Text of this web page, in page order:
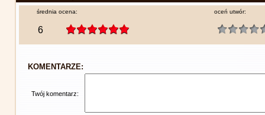
średnia ocena:
6
oceń utwór:
KOMENTARZE:
Twój komentarz: